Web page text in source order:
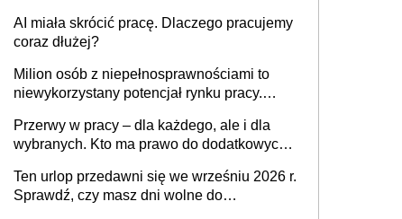
Ustaw
AI miała skrócić pracę. Dlaczego pracujemy
coraz dłużej?
Milion osób z niepełnosprawnościami to
niewykorzystany potencjał rynku pracy.
dofinansowań czy refundacji, ale bariery po
stronie systemu i świadomości
pracodawców [WYWIAD]
Przerwy w pracy – dla każdego, ale i dla
wybranych. Kto ma prawo do dodatkowych
Ten urlop przedawni się we wrześniu 2026 r.
Sprawdź, czy masz dni wolne do